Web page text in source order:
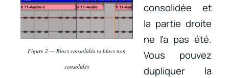
Figure 2 — Blocs consolidés vs blocs non
consolidés
consolidée et
la partie droite
ne l’a pas été.
Vous pouvez
dupliquer la